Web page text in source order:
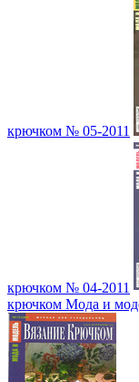
крючком № 05-2011
крючком № 04-2011
крючком Мода и